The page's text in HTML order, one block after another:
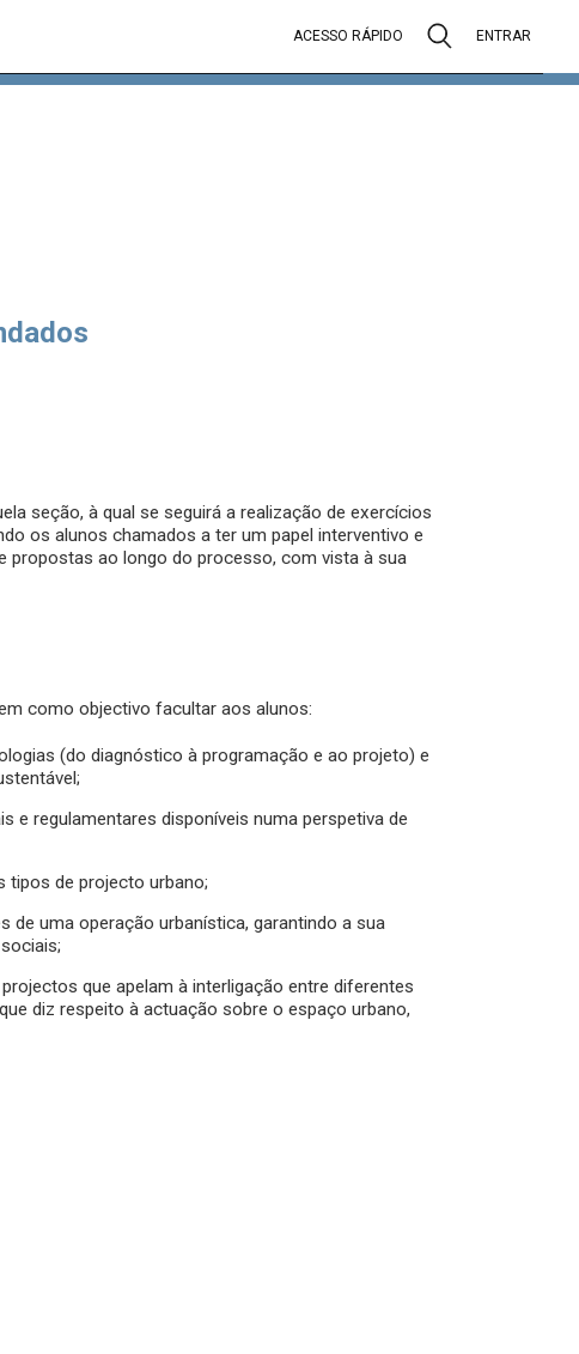
ACESSO RÁPIDO ENTRAR
seção, à qual se seguirá a realização de exercícios
os alunos chamados a ter um papel interventivo e
propostas ao longo do processo, com vista à sua
como objectivo facultar aos alunos:
(do diagnóstico à programação e ao projeto) e
e regulamentares disponíveis numa perspetiva de
tipos de projecto urbano;
de uma operação urbanística, garantindo a sua
que apelam à interligação entre diferentes
diz respeito à actuação sobre o espaço urbano,